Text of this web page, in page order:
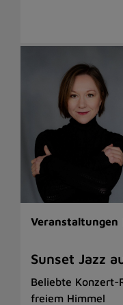
Veranstaltungen
Sunset Jazz
Beliebte Konzert-
freiem Himmel